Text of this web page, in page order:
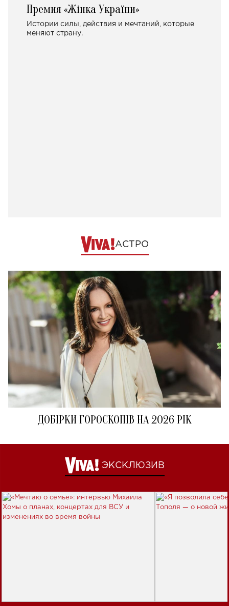
Премия «Жінка України»
Истории силы, действия и мечтаний, которые
меняют страну.
АСТРО
ДОБІРКИ ГОРОСКОПІВ НА 2026 РІК
ЭКСКЛЮЗИВ